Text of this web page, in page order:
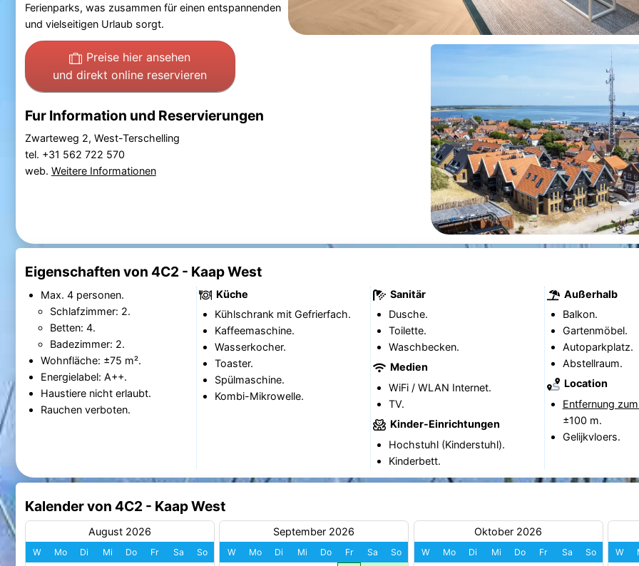
Ferienparks, was zusammen für einen entspannenden
und vielseitigen Urlaub sorgt.
Preise hier ansehen
und direkt online reservieren
Fur Information und Reservierungen
Zwarteweg 2, West-Terschelling
tel. +31 562 722 570
web. Weitere Informationen
Eigenschaften von 4C2 - Kaap West
Max. 4 personen.
Schlafzimmer: 2.
Betten: 4.
Badezimmer: 2.
Wohnfläche: ±75 m².
Energielabel: A++.
Haustiere nicht erlaubt.
Rauchen verboten.
Küche
Kühlschrank mit Gefrierfach.
Kaffeemaschine.
Wasserkocher.
Toaster.
Spülmaschine.
Kombi-Mikrowelle.
Sanitär
Dusche.
Toilette.
Waschbecken.
Medien
WiFi / WLAN Internet.
TV.
Kinder-Einrichtungen
Hochstuhl (Kinderstuhl).
Kinderbett.
Außerhalb
Balkon.
Gartenmöbel.
Autoparkplatz.
Abstellraum.
Location
Entfernung
±100 m.
Gelijkvloers.
Kalender von 4C2 - Kaap West
August 2026
W Mo Di Mi Do Fr Sa So
September 2026
W Mo Di Mi Do Fr Sa So
Oktober 2026
W Mo Di Mi Do Fr Sa So W